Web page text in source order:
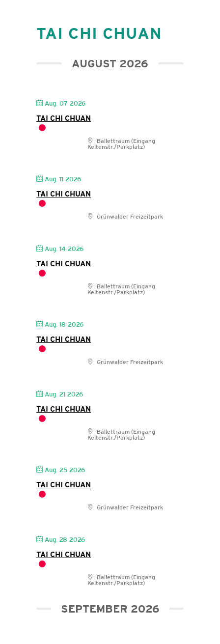
TAI CHI CHUAN
AUGUST 2026
Aug. 07 2026
TAI CHI CHUAN
Ballettraum (Eingang
Keltenstr./Parkplatz)
Aug. 11 2026
TAI CHI CHUAN
Grünwalder Freizeitpark
Aug. 14 2026
TAI CHI CHUAN
Ballettraum (Eingang
Keltenstr./Parkplatz)
Aug. 18 2026
TAI CHI CHUAN
Grünwalder Freizeitpark
Aug. 21 2026
TAI CHI CHUAN
Ballettraum (Eingang
Keltenstr./Parkplatz)
Aug. 25 2026
TAI CHI CHUAN
Grünwalder Freizeitpark
Aug. 28 2026
TAI CHI CHUAN
Ballettraum (Eingang
Keltenstr./Parkplatz)
SEPTEMBER 2026